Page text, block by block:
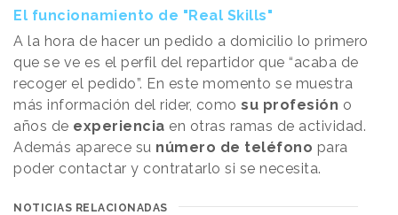
El funcionamiento de "Real Skills"
A la hora de hacer un pedido a domicilio lo primero
que se ve es el perfil del repartidor que “acaba de
recoger el pedido”. En este momento se muestra
más información del rider, como su profesión o
años de experiencia en otras ramas de actividad.
Además aparece su número de teléfono para
poder contactar y contratarlo si se necesita.
NOTICIAS RELACIONADAS